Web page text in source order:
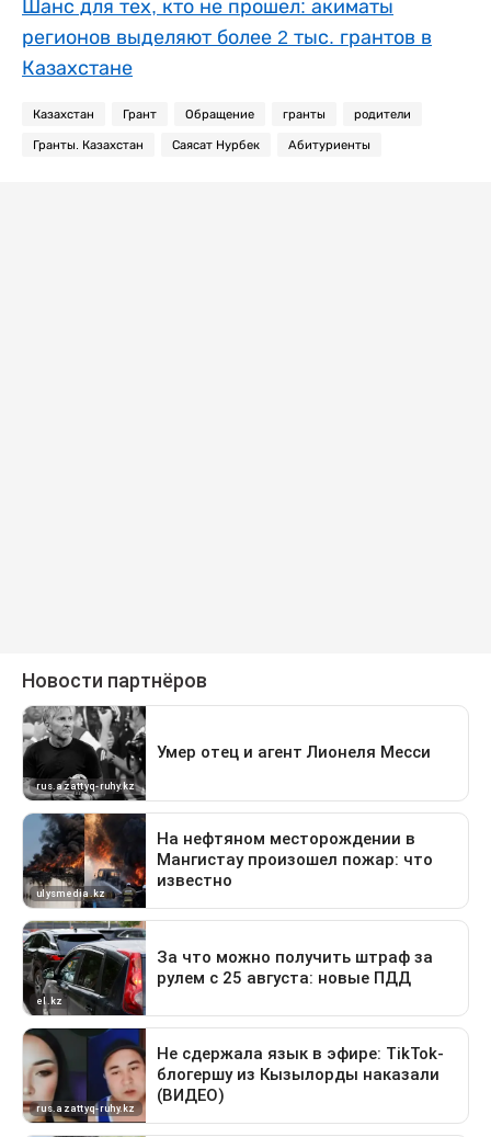
Шанс для тех, кто не прошел: акиматы
регионов выделяют более 2 тыс. грантов в
Казахстане
Казахстан Грант Обращение гранты родители
Гранты. Казахстан Саясат Нурбек Абитуриенты